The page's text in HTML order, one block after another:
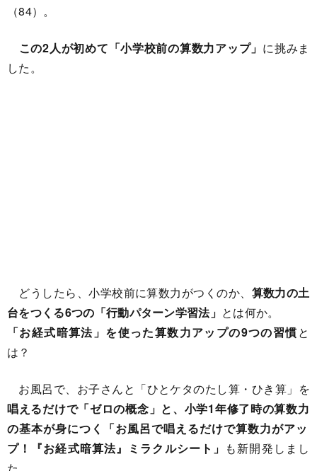
（84）。
この2人が初めて「小学校前の算数力アップ」 に挑みま
した。
どうしたら、小学校前に算数力がつくのか、 算数力の土
台をつくる6つの「行動パターン学習法」 とは何か。
「お経式暗算法」を使った算数力アップの9つの習慣と
は？
お風呂で、お子さんと「ひとケタのたし算・ひき算」を
唱えるだけで「ゼロの概念」と、小学1年修了時の算数力
の基本が身につく「お風呂で唱えるだけで算数力がアッ
プ！『お経式暗算法』ミラクルシート」 も新開発しまし